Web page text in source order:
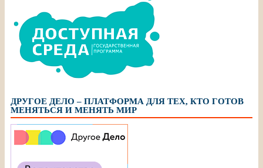
ДРУГОЕ ДЕЛО – ПЛАТФОРМА ДЛЯ ТЕХ, КТО ГОТОВ
МЕНЯТЬСЯ И МЕНЯТЬ МИР